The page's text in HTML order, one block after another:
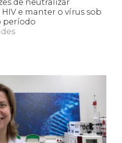
de neutralizar
e manter o vírus sob
período